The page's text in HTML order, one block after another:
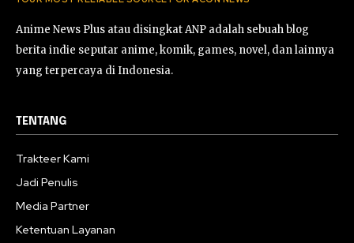
Anime News Plus atau disingkat ANP adalah sebuah blog
berita indie seputar anime, komik, games, novel, dan lainnya
yang terpercaya di Indonesia.
TENTANG
Trakteer Kami
Jadi Penulis
Media Partner
Ketentuan Layanan